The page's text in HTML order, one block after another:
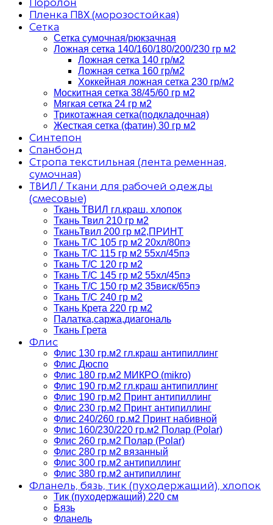
Пленка ПВХ (морозостойкая)
Сетка
Сетка сумочная/рюкзачная
Ложная сетка 140/160/180/200/230 гр м2
Ложная сетка 140 гр/м2
Ложная сетка 160 гр/м2
Хоккейная ложная сетка 230 гр/м2
Москитная сетка 38/45/60 гр м2
Мягкая сетка 24 гр м2
Трикотажная сетка(подкладочная)
Жесткая сетка (фатин) 30 гр м2
Синтепон
Спанбонд
Стропа текстильная (лента ременная,
сумочная)
ТВИЛ / Ткани для рабочей одежды
(смесовые)
Ткань ТВИЛ гл.краш. хлопок
Ткань Твил 210 гр м2
ТканьТвил 200 гр м2,ПРИНТ
Ткань Т/C 105 гр м2 20хл/80пэ
Ткань Т/C 115 гр м2 55хл/45пэ
Ткань Т/C 120 гр м2
Ткань Т/C 145 гр м2 55хл/45пэ
Ткань Т/C 150 гр м2 35виск/65пэ
Ткань Т/C 240 гр м2
Ткань Крета 220 гр м2
Палатка,саржа,диагональ
Ткань Грета
Флис
Флис 130 гр.м2 гл.краш антипиллинг
Флис Дюспо
Флис 180 гр.м2 МИКРО (mikro)
Флис 190 гр.м2 гл.краш антипиллинг
Флис 190 гр.м2 Принт антипиллинг
Флис 230 гр.м2 Принт антипиллинг
Флис 240/260 гр.м2 Принт набивной
Флис 160/230/220 гр.м2 Полар (Polar)
Флис 260 гр.м2 Полар (Polar)
Флис 280 гр м2 вязанный
Флис 300 гр.м2 антипиллинг
Флис 380 гр.м2 антипиллинг
Фланель, бязь, тик (пуходержащий), хлопок
Тик (пуходержащий) 220 см
Бязь
Фланель